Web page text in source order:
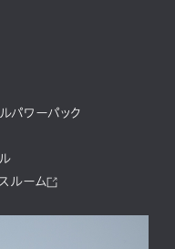
パワーパック
ルーム